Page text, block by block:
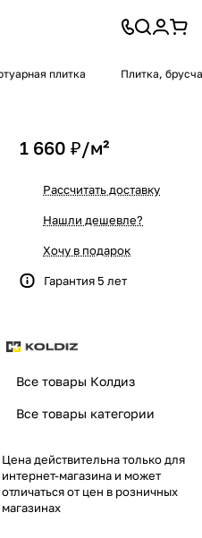
плитка Плитка,
1 660 ₽/м²
Рассчитать доставку
Нашли дешевле?
Хочу в подарок
Гарантия 5 лет
Все товары Колдиз
Все товары категории
Цена действительна только для
интернет-магазина и может
отличаться от цен в розничных
магазинах